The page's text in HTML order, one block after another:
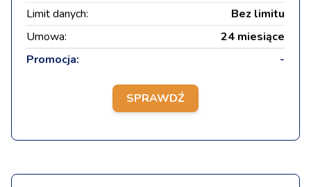
Limit danych:
Bez limitu
Umowa:
24 miesiące
Promocja:
-
SPRAWDŹ